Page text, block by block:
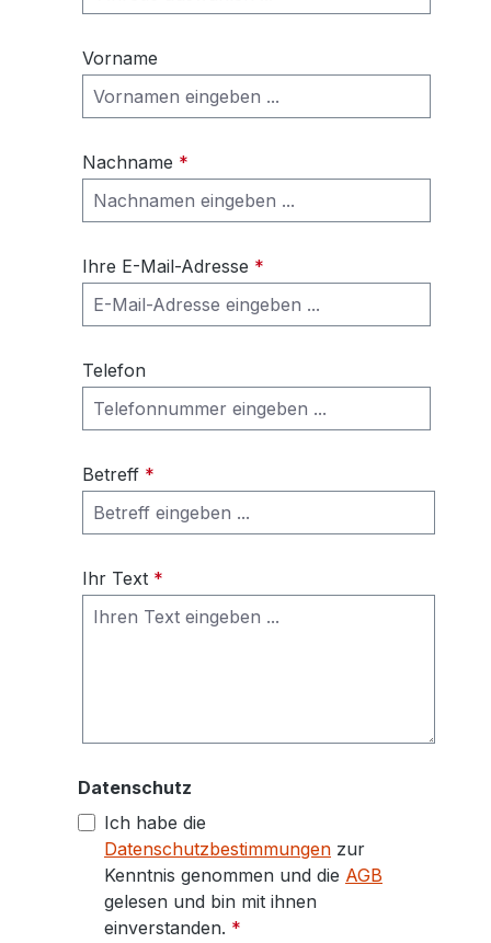
Vorname
Nachname *
Ihre E-Mail-Adresse *
Telefon
Betreff *
Ihr Text *
Datenschutz
Ich habe die
Datenschutzbestimmungen zur
Kenntnis genommen und die AGB
gelesen und bin mit ihnen
einverstanden. *